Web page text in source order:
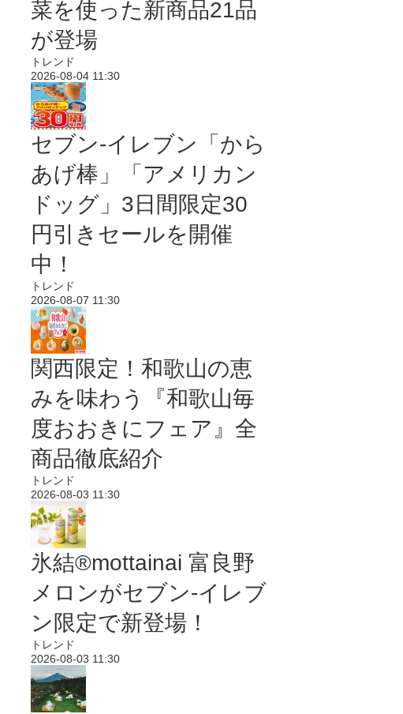
菜を使った新商品21品
が登場
トレンド
2026-08-04 11:30
セブン‐イレブン「から
あげ棒」「アメリカン
ドッグ」3日間限定30
円引きセールを開催
中！
トレンド
2026-08-07 11:30
関西限定！和歌山の恵
みを味わう『和歌山毎
度おおきにフェア』全
商品徹底紹介
トレンド
2026-08-03 11:30
氷結®mottainai 富良野
メロンがセブン‐イレブ
ン限定で新登場！
トレンド
2026-08-03 11:30